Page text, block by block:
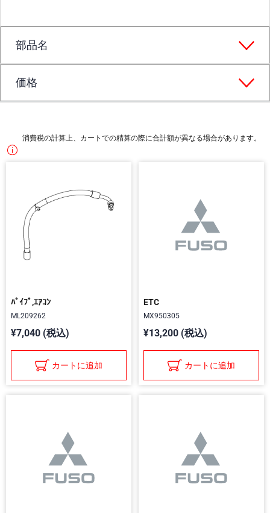
部品名
価格
消費税の計算上、カートでの精算の際に合計額が異なる場合があります。
ﾊﾟｲﾌﾟ,ｴｱｺﾝ
ML209262
¥7,040 (税込)
カートに追加
ETC
MX950305
¥13,200 (税込)
カートに追加